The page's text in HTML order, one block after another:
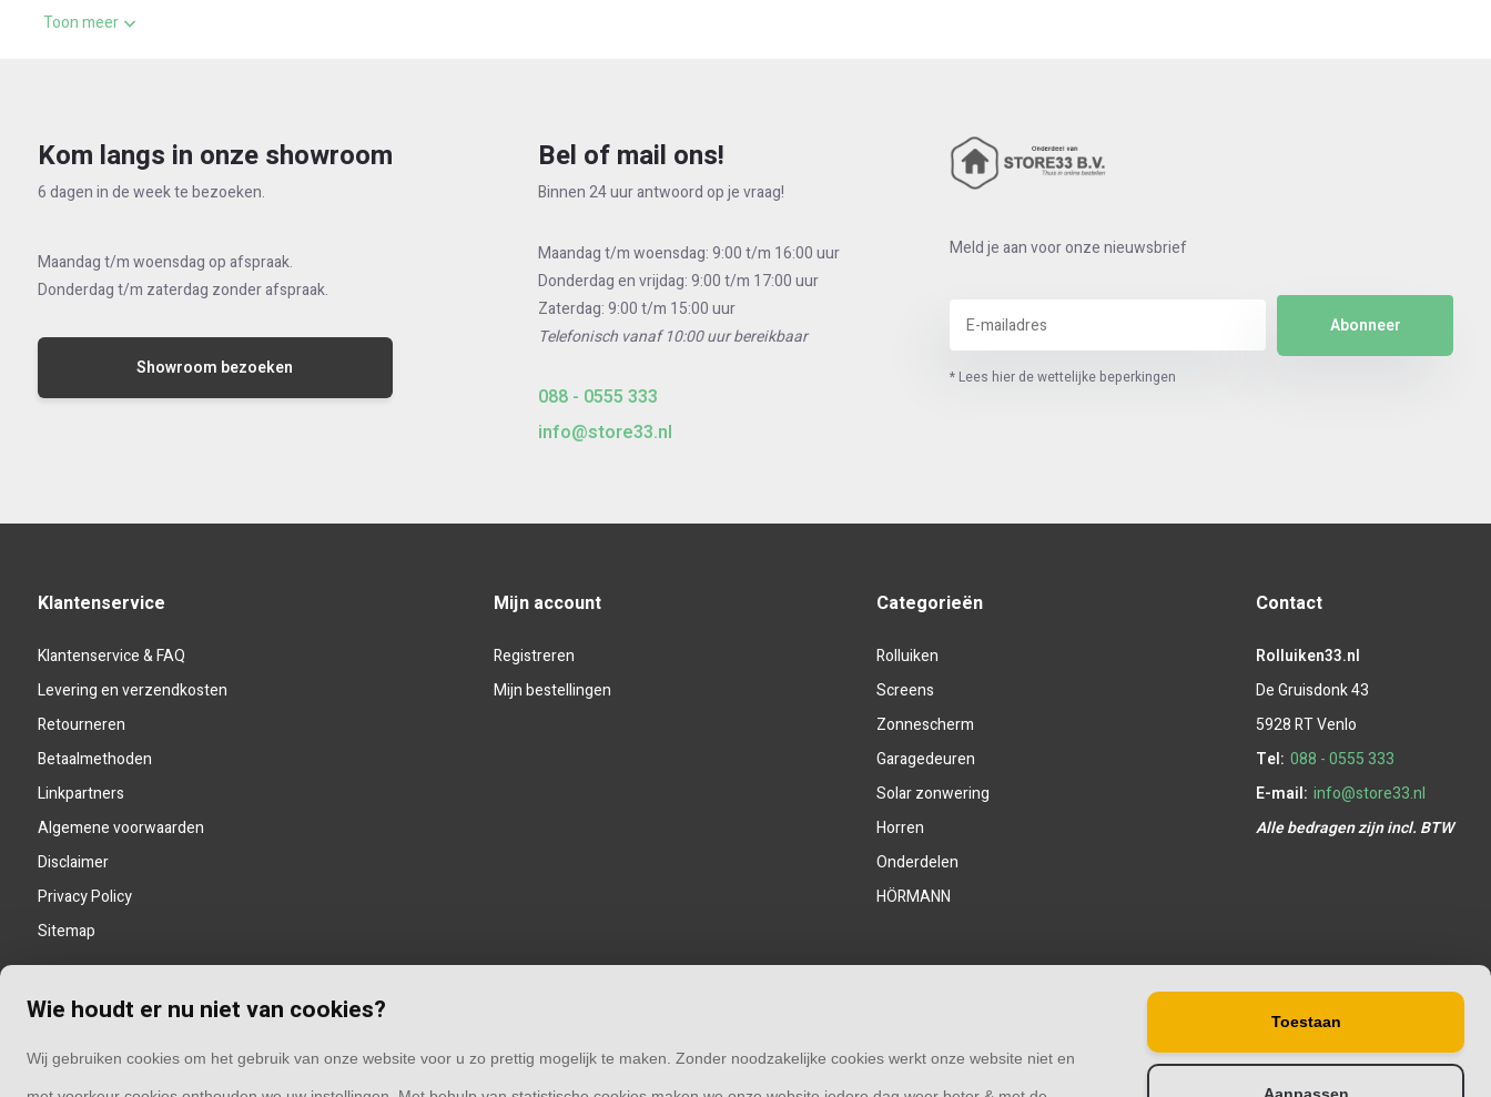
Faher motoren.
Toon meer
Kom langs in onze showroom
6 dagen in de week te bezoeken.
Maandag t/m woensdag op afspraak.
Donderdag t/m zaterdag zonder afspraak.
Showroom bezoeken
Bel of mail ons!
Binnen 24 uur antwoord op je vraag!
Maandag t/m woensdag: 9:00 t/m 16:00 uur
Donderdag en vrijdag: 9:00 t/m 17:00 uur
Zaterdag: 9:00 t/m 15:00 uur
Telefonisch vanaf 10:00 uur bereikbaar
088 - 0555 333
info@store33.nl
Meld je aan voor onze nieuwsbrief
Abonneer
* Lees hier de wettelijke beperkingen
Klantenservice
Klantenservice & FAQ
Levering en verzendkosten
Retourneren
Betaalmethoden
Linkpartners
Algemene voorwaarden
Disclaimer
Privacy Policy
Sitemap
Mijn account
Registreren
Mijn bestellingen
Categorieën
Rolluiken
Screens
Zonnescherm
Garagedeuren
Solar zonwering
Horren
Onderdelen
HÖRMANN
Contact
Rolluiken33.nl
De Gruisdonk 43
5928 RT Venlo
Tel: 088 - 0555 333
E-mail: info@store33.nl
Alle bedragen zijn incl. BTW
Wie houdt er nu niet van cookies?
Wij gebruiken cookies om het gebruik van onze website voor u zo prettig mogelijk te maken. Zonder noodzakelijke cookies werkt onze website niet en
Toestaan